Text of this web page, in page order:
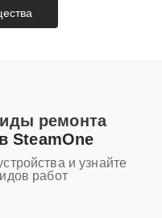
ремонта
SteamOne
и узнайте
работ